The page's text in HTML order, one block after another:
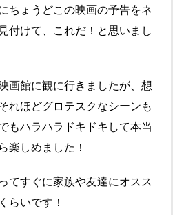
ちょうどこの映画の予告をネ
付けて、これだ！と思いまし
画館に観に行きましたが、想
れほどグロテスクなシーンも
もハラハラドキドキして本当
楽しめました！
てすぐに家族や友達にオスス
らいです！